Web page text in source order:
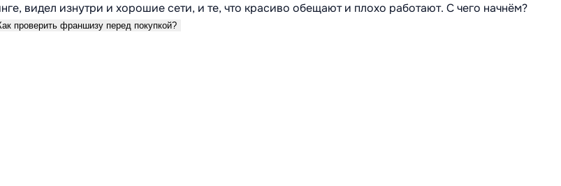
видел изнутри и хорошие сети, и те, что красиво обещают и плохо работают. С чего начнём?
проверить франшизу перед покупкой?